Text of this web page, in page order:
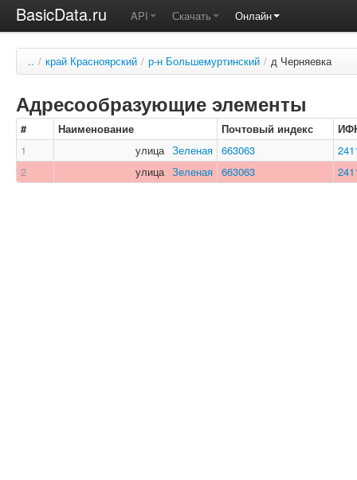
BasicData.ru API Скачать Онлайн
.. / край Красноярский / р-н Большемуртинский / д Черняевка
Адресообразующие элементы
# Наименование Почтовый индекс
1
улица Зеленая 663063
2
улица Зеленая 663063